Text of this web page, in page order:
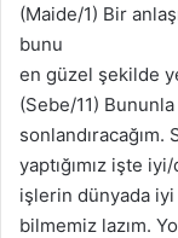
(Maide/1) Bir
bunu
en güzel şekilde
(Sebe/11) Bununla
sonlandıracağım.
yaptığımız işte
işlerin dünyada iyi
bilmemiz lazım.